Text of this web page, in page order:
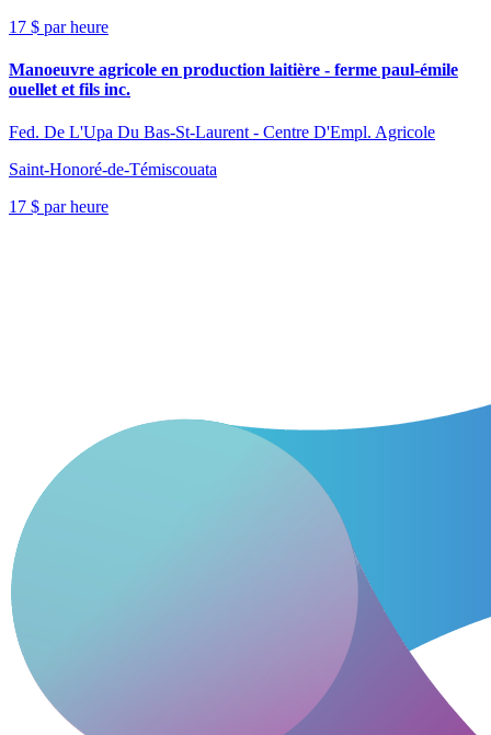
17 $ par heure
Manoeuvre agricole en production laitière - ferme paul-émile
ouellet et fils inc.
Fed. De L'Upa Du Bas-St-Laurent - Centre D'Empl. Agricole
Saint-Honoré-de-Témiscouata
17 $ par heure